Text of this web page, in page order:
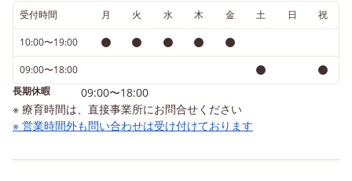
受付時間 月 火 水 木 金 土 日 祝
10:00〜19:00
09:00〜18:00
長期休暇
09:00〜18:00
※ 療育時間は、直接事業所にお問合せください
※ 営業時間外も問い合わせは受け付けております